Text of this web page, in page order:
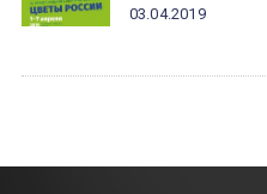
03.04.2019